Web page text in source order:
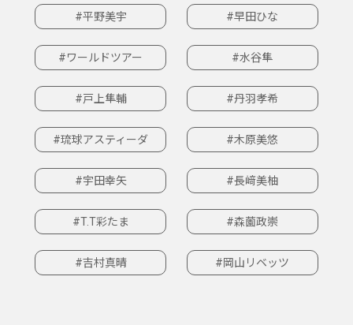
#平野美宇 #早田ひな
#ワールドツアー #水谷隼
#戸上隼輔 #丹羽孝希
#琉球アスティーダ #木原美悠
#宇田幸矢 #長﨑美柚
#T.T彩たま #森薗政崇
#吉村真晴 #岡山リベッツ